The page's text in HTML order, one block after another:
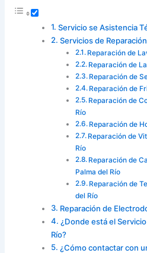
Servicio se Asistencia
Servicios de
Reparación de
Reparación de
Reparación de
Reparación de
Reparación de
Río
Reparación de
Reparación de
Río
Reparación de
Palma del Río
Reparación de
del Río
Reparación de
¿Donde está el
Río?
¿Cómo contactar con